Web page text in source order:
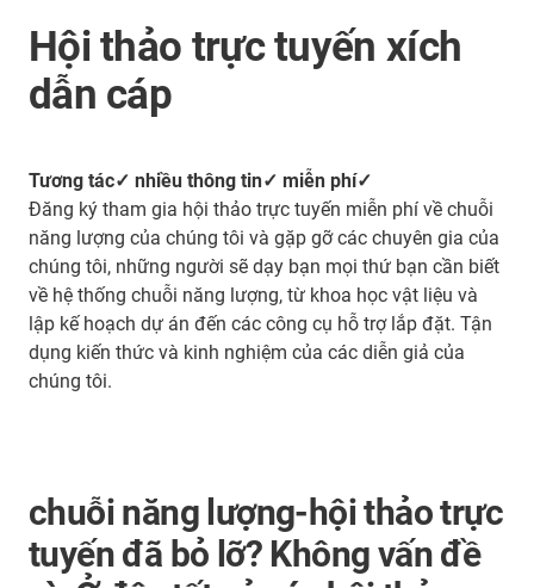
Hội thảo trực tuyến xích
dẫn cáp
Tương tác✓ nhiều thông tin✓ miễn phí✓
Đăng ký tham gia hội thảo trực tuyến miễn phí về chuỗi
năng lượng của chúng tôi và gặp gỡ các chuyên gia của
chúng tôi, những người sẽ dạy bạn mọi thứ bạn cần biết
về hệ thống chuỗi năng lượng, từ khoa học vật liệu và
lập kế hoạch dự án đến các công cụ hỗ trợ lắp đặt. Tận
dụng kiến thức và kinh nghiệm của các diễn giả của
chúng tôi.
chuỗi năng lượng-hội thảo trực
tuyến đã bỏ lỡ? Không vấn đề